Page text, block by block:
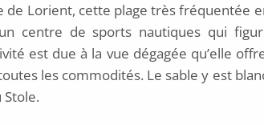
de Lorient, cette plage très fréquentée
centre de sports nautiques qui
est due à la vue dégagée qu’elle
les commodités. Le sable y est
Stole.